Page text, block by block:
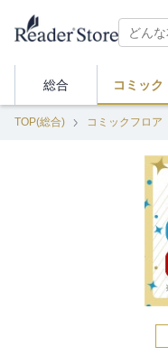
総合 コミック
TOP(総合) コミックフロア